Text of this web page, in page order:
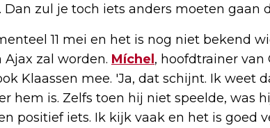
Dan zul je toch iets anders moeten gaan
11 mei en het is nog niet bekend
Ajax zal worden. Míchel, hoofdtrainer van
Klaassen mee. 'Ja, dat schijnt. Ik weet
hem is. Zelfs toen hij niet speelde, was
positief iets. Ik kijk vaak en het is goed